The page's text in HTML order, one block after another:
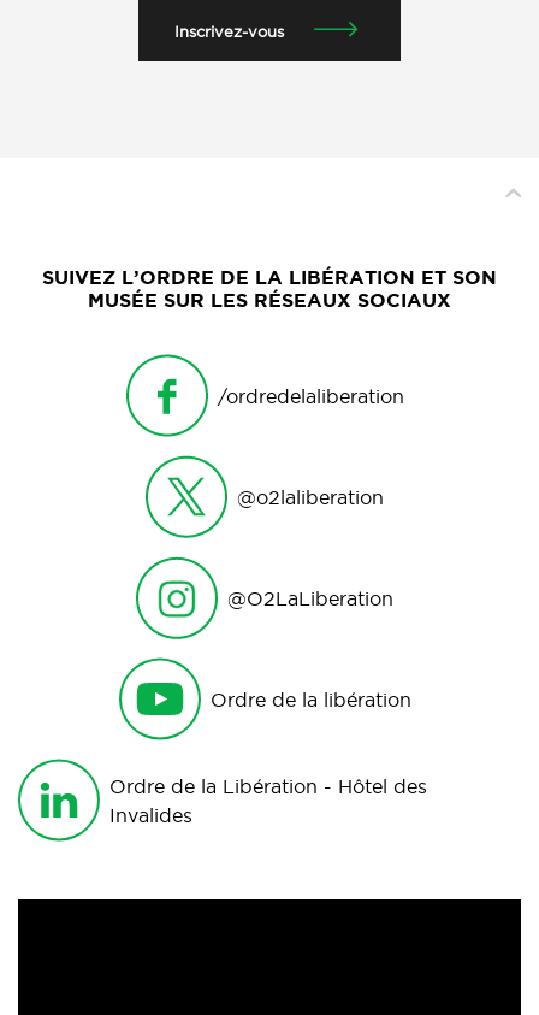
Inscrivez-vous
SUIVEZ L’ORDRE DE LA LIBÉRATION ET SON
MUSÉE SUR LES RÉSEAUX SOCIAUX
/ordredelaliberation
@o2laliberation
@O2LaLiberation
Ordre de la libération
Ordre de la Libération - Hôtel des
Invalides